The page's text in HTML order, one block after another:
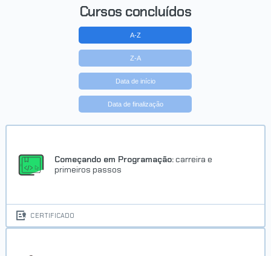
Cursos concluídos
A-Z
Z-A
Data de início
Data de finalização
Começando em Programação: carreira e
primeiros passos
CERTIFICADO